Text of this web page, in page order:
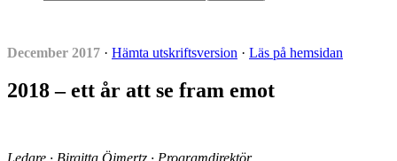
December 2017 · Hämta utskriftsversion · Läs på hemsidan
2018 – ett år att se fram emot
Ledare · Birgitta Öjmertz · Programdirektör